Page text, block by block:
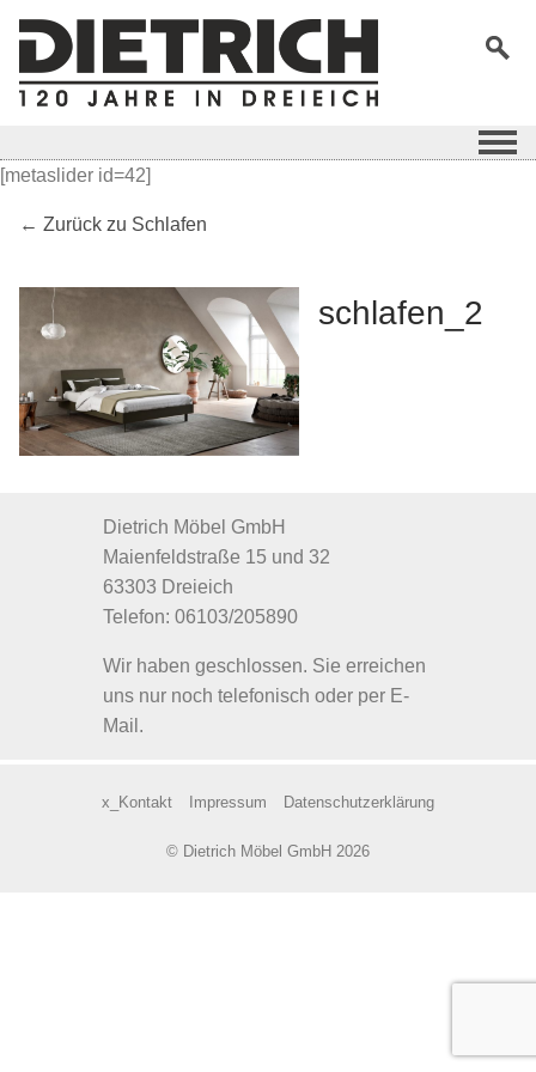
[metaslider id=42]
← Zurück zu Schlafen
schlafen_2
Dietrich Möbel GmbH
Maienfeldstraße 15 und 32
63303 Dreieich
Telefon: 06103/205890
Wir haben geschlossen. Sie erreichen
uns nur noch telefonisch oder per E-
Mail.
x_Kontakt Impressum Datenschutzerklärung
© Dietrich Möbel GmbH 2026